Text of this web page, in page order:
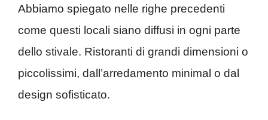
Abbiamo spiegato nelle righe precedenti
come questi locali siano diffusi in ogni parte
dello stivale. Ristoranti di grandi dimensioni o
piccolissimi, dall’arredamento minimal o dal
design sofisticato.